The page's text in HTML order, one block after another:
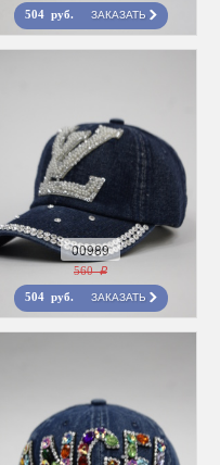
504 руб. ЗАКАЗАТЬ
00989
560 r
504 руб. ЗАКАЗАТЬ